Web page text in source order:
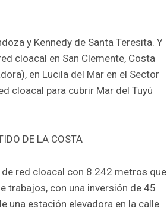
y Kennedy de Santa Teresita. Y
cloacal en San Clemente, Costa
en Lucila del Mar en el Sector
cloacal para cubrir Mar del Tuyú
DE LA COSTA
de red cloacal con 8.242 metros que
trabajos, con una inversión de 45
una estación elevadora en la calle